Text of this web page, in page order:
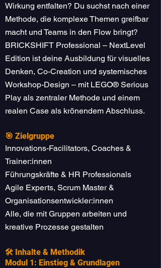
Wirkung entfalten? Du suchst nach einer
Methode, die komplexe Themen greifbar
macht und Teams in den Flow bringt?
BRICKSHIFT Professional – NextLevel
Edition ist deine Ausbildung für visuelles
Denken, Co-Creation und systemisches
Workshop-Design – mit LEGO® Serious
Play als zentraler Methode und einem
realen Case als krönendem Abschluss.
🎯 Zielgruppe
Innovations-Facilitators, Coaches &
Trainer:innen
Führungskräfte & HR Professionals
Agile Experts, Scrum Master &
Organisationsentwickler:innen
Alle, die mit Gruppen arbeiten und
kreative Prozesse gestalten
🛠️ Inhalte & Methodik
Modul 1: Einstieg & Grundlagen